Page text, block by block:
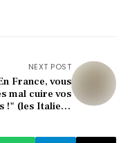
NEXT POST
France, vous
mal cuire vos
!" (les Italiens